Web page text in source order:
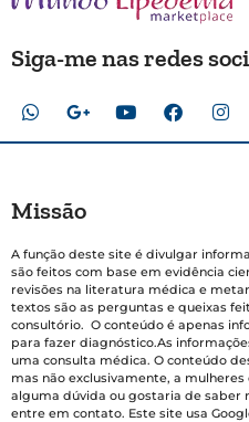
Siga-me nas redes
Missão
A função deste site é divulgar
são feitos com base em evidência
revisões na literatura médica e
textos são as perguntas e queixas
consultório. O conteúdo é apenas
para fazer diagnóstico.As
uma consulta médica. O conteúdo
mas não exclusivamente, a
alguma dúvida ou gostaria de saber
entre em contato. Este site usa